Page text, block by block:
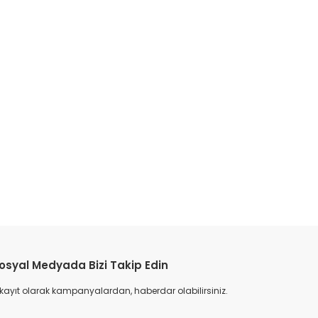
Medyada Bizi Takip Edin
olarak kampanyalardan, haberdar olabilirsiniz.